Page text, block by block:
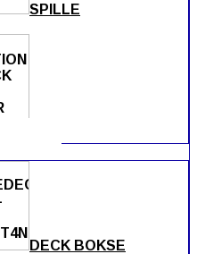
SPILLE
DECK BOKSE